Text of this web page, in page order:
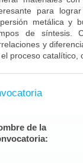
para
metálica y
de síntesis.
y
proceso catalítico,
de la